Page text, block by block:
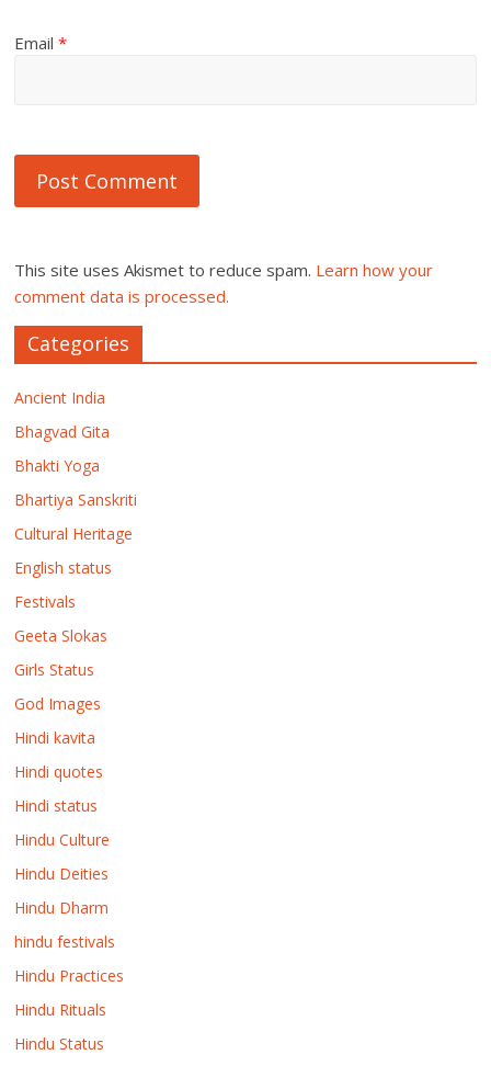
Email*
This site uses Akismet to reduce spam. Learn how your
comment data is processed.
Categories
Ancient India
Bhagvad Gita
Bhakti Yoga
Bhartiya Sanskriti
Cultural Heritage
English status
Festivals
Geeta Slokas
Girls Status
God Images
Hindi kavita
Hindi quotes
Hindi status
Hindu Culture
Hindu Deities
Hindu Dharm
hindu festivals
Hindu Practices
Hindu Rituals
Hindu Status